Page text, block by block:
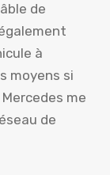
de
à
moyens si
me
de